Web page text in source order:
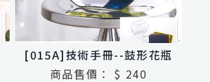
[015A]技術手冊--鼓形花瓶
商品售價：
$ 240